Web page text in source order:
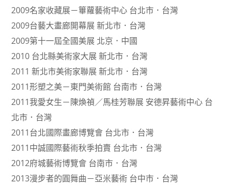
2009名家收藏展－篳蘿藝術中心 台北市．台灣
2009台藝大畫廊開幕展 新北市．台灣
2009第十一屆全國美展 北京．中國
2010 台北縣美術家大展 新北市．台灣
2011 新北市美術家聯展 新北市．台灣
2011形塑之美－東門美術館 台南市．台灣
2011我愛女生－陳煥禎／馬桂芳聯展 安德昇藝術中心 台
北市．台灣
2011台北國際畫廊博覽會 台北市．台灣
2011中誠國際藝術秋季拍賣 台北市．台灣
2012府城藝術博覽會 台南市．台灣
2013漫步者的圓舞曲－亞米藝術 台中市．台灣